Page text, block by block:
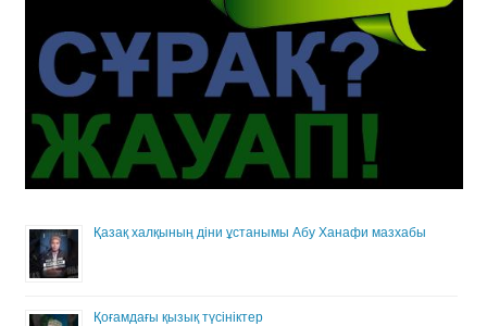
Қазақ халқының діни ұстанымы Абу Ханафи мазхабы
Қоғамдағы қызық түсініктер